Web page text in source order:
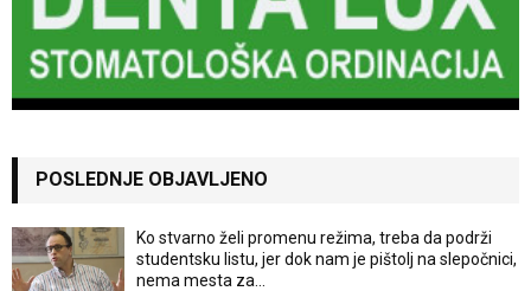
POSLEDNJE OBJAVLJENO
Ko stvarno želi promenu režima, treba da podrži
studentsku listu, jer dok nam je pištolj na slepočnici,
nema mesta za...